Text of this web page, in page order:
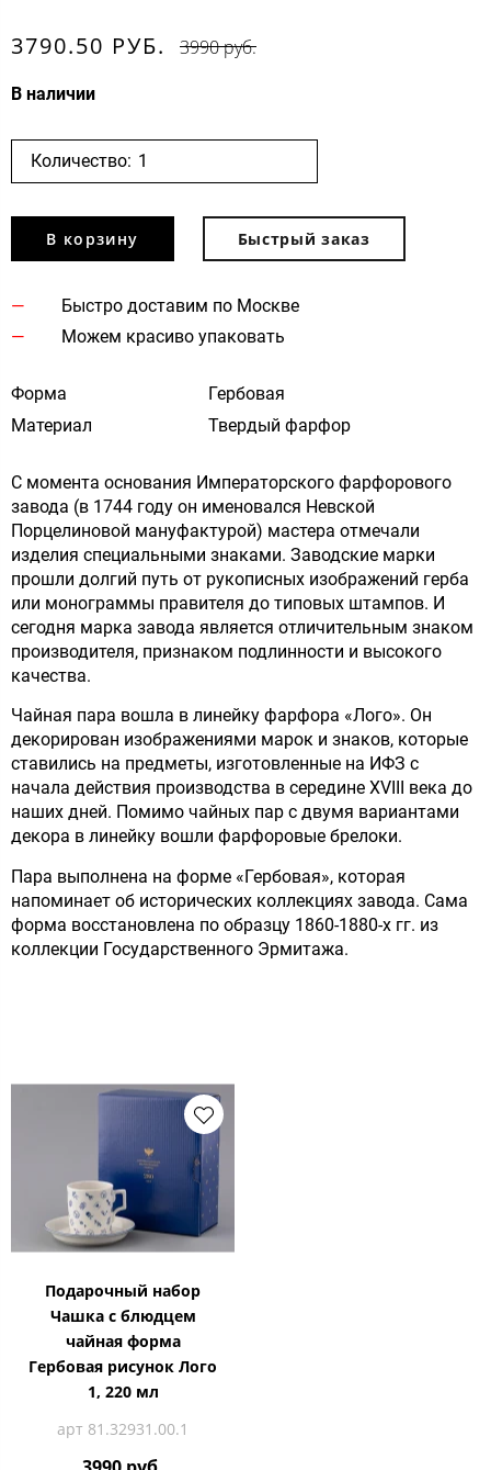
3790.50 РУБ. 3990 руб.
В наличии
Количество:
В корзину Быстрый заказ
Быстро доставим по Москве
Можем красиво упаковать
Форма
Гербовая
Материал
Твердый фарфор
С момента основания Императорского фарфорового
завода (в 1744 году он именовался Невской
Порцелиновой мануфактурой) мастера отмечали
изделия специальными знаками. Заводские марки
прошли долгий путь от рукописных изображений герба
или монограммы правителя до типовых штампов. И
сегодня марка завода является отличительным знаком
производителя, признаком подлинности и высокого
качества.
Чайная пара вошла в линейку фарфора «Лого». Он
декорирован изображениями марок и знаков, которые
ставились на предметы, изготовленные на ИФЗ с
начала действия производства в середине XVIII века до
наших дней. Помимо чайных пар с двумя вариантами
декора в линейку вошли фарфоровые брелоки.
Пара выполнена на форме «Гербовая», которая
напоминает об исторических коллекциях завода. Сама
форма восстановлена по образцу 1860-1880-х гг. из
коллекции Государственного Эрмитажа.
Подарочный набор
Чашка с блюдцем
чайная форма
Гербовая рисунок Лого
1, 220 мл
арт 81.32931.00.1